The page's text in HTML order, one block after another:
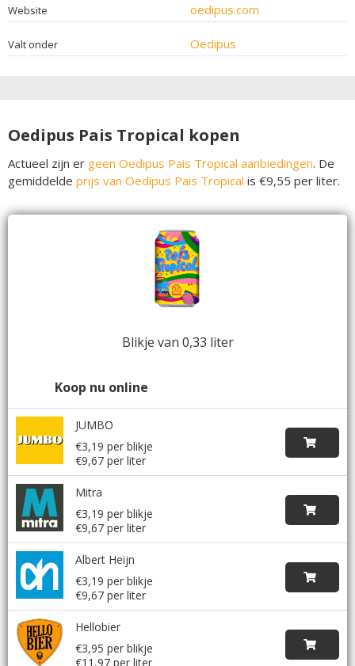
Website oedipus.com
Valt onder Oedipus
Oedipus Pais Tropical kopen
Actueel zijn er geen Oedipus Pais Tropical aanbiedingen. De
gemiddelde prijs van Oedipus Pais Tropical is €9,55 per liter.
Blikje van 0,33 liter
Koop nu online
JUMBO
€3,19 per blikje
€9,67 per liter
Mitra
€3,19 per blikje
€9,67 per liter
Albert Heijn
€3,19 per blikje
€9,67 per liter
Hellobier
€3,95 per blikje
€11,97 per liter